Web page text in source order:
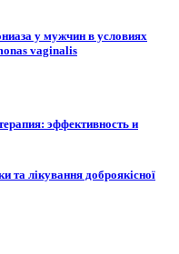
у мужчин в условиях
vaginalis
эффективность и
та лікування доброякісної